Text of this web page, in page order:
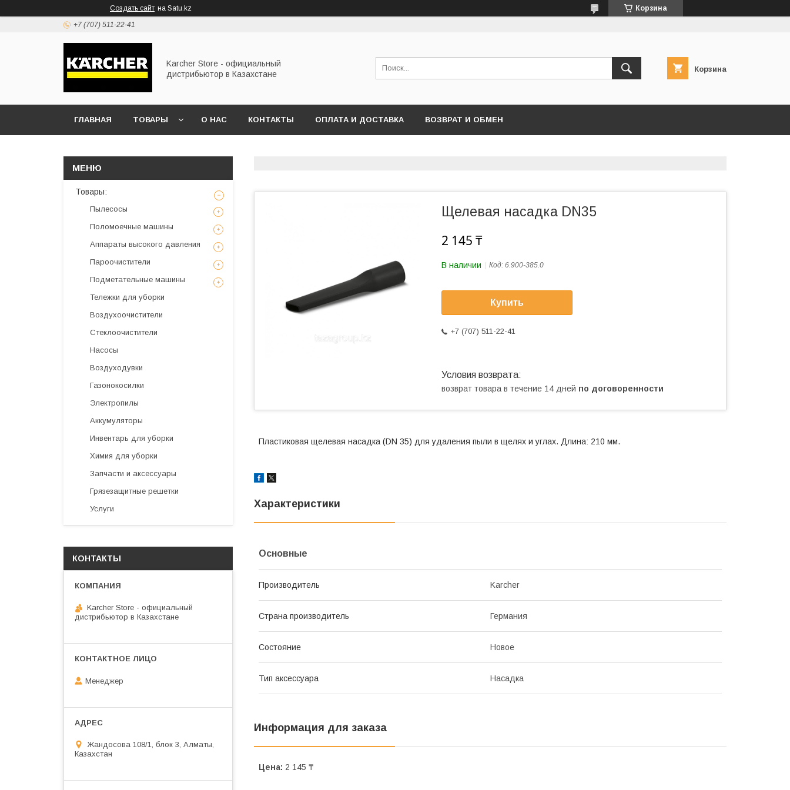
Создать сайт на Satu.kz Корзина
+7 (707) 511-22-41
Karcher Store - официальный
дистрибьютор в Казахстане
Корзина
ГЛАВНАЯ ТОВАРЫ О НАС КОНТАКТЫ ОПЛАТА И ДОСТАВКА ВОЗВРАТ И ОБМЕН
Щелевая насадка DN35
2 145 ₸
В наличии Код: 6.900-385.0
Купить
+7 (707) 511-22-41
возврат товара в течение 14 дней по договоренности
Пластиковая щелевая насадка (DN 35) для удаления пыли в щелях и углах. Длина: 210 мм.
Характеристики
Основные
Производитель Karcher
Страна производитель Германия
Состояние Новое
Тип аксессуара Насадка
Информация для заказа
Цена: 2 145 ₸
Товары:
Пылесосы
Поломоечные машины
Аппараты высокого давления
Пароочистители
Подметательные машины
Тележки для уборки
Воздухоочистители
Стеклоочистители
Насосы
Воздуходувки
Газонокосилки
Электропилы
Аккумуляторы
Инвентарь для уборки
Химия для уборки
Запчасти и аксессуары
Грязезащитные решетки
Услуги
КОНТАКТЫ
Karcher Store - официальный
дистрибьютор в Казахстане
Менеджер
Жандосова 108/1, блок 3, Алматы,
Казахстан